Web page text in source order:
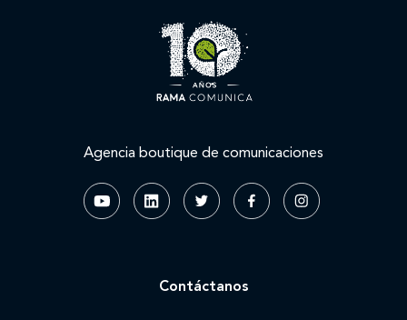
Agencia boutique de comunicaciones
Contáctanos